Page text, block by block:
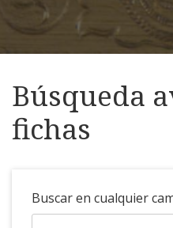
Búsqueda
fichas
Buscar en cualquier